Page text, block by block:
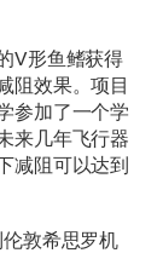
V形鱼鳍获得
阻效果。项目
参加了一个学
来几年飞行器
减阻可以达到
敦希思罗机